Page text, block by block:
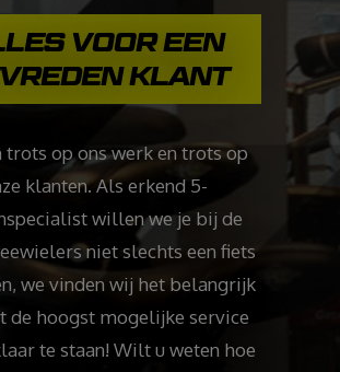
VOOR EEN
KLANT
trots op ons werk en trots op
klanten. Als erkend 5-
willen we je bij de
niet slechts een fiets
we vinden wij het belangrijk
de hoogst mogelijke service
te staan! Wilt u weten hoe